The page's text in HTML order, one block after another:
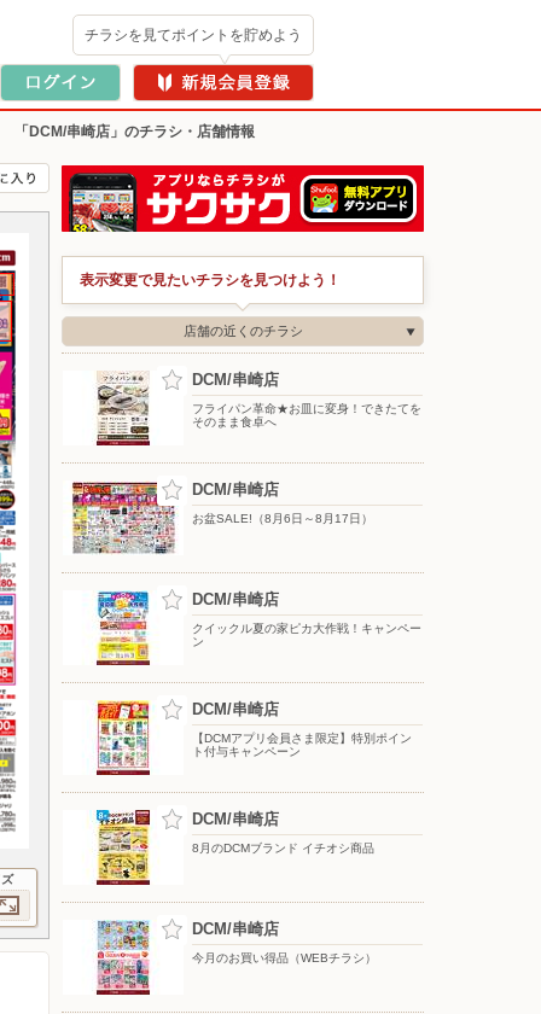
チラシを見てポイントを貯めよう
「DCM/串崎店」のチラシ・店舗情報
表示変更で見たいチラシを見つけよう！
店舗の近くのチラシ
DCM/串崎店
フライパン革命★お皿に変身！できたてを
そのまま食卓へ
DCM/串崎店
お盆SALE!（8月6日～8月17日）
DCM/串崎店
クイックル夏の家ピカ大作戦！キャンペー
ン
DCM/串崎店
【DCMアプリ会員さま限定】特別ポイン
ト付与キャンペーン
DCM/串崎店
8月のDCMブランド イチオシ商品
DCM/串崎店
今月のお買い得品（WEBチラシ）